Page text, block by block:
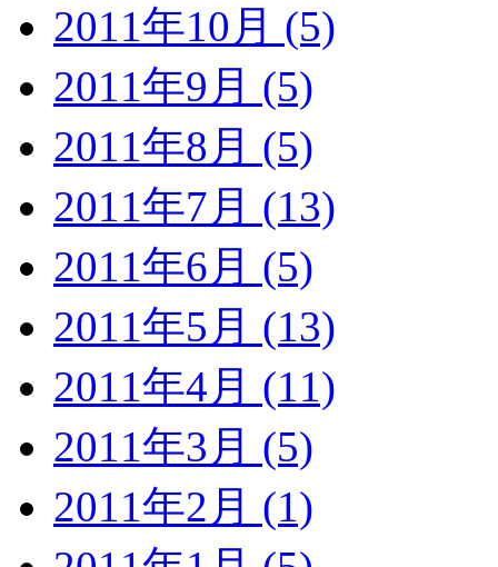
2011年10月 (5)
2011年9月 (5)
2011年8月 (5)
2011年7月 (13)
2011年6月 (5)
2011年5月 (13)
2011年4月 (11)
2011年3月 (5)
2011年2月 (1)